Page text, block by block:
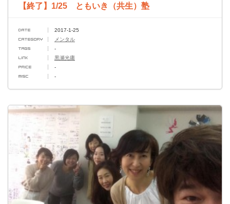
【終了】1/25 ともいき（共生）塾
2017-1-25
メンタル
-
黒瀬光庸
-
-